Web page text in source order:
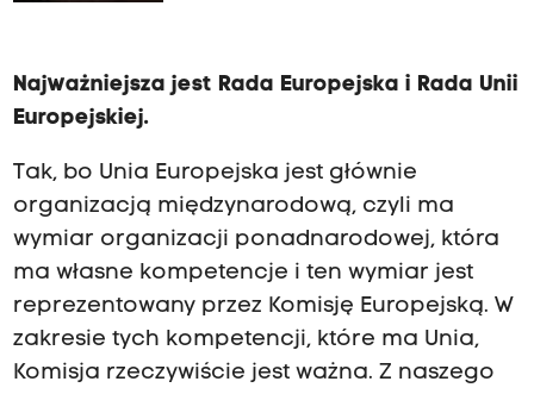
Najważniejsza jest Rada Europejska i Rada Unii
Europejskiej.
Tak, bo Unia Europejska jest głównie
organizacją międzynarodową, czyli ma
wymiar organizacji ponadnarodowej, która
ma własne kompetencje i ten wymiar jest
reprezentowany przez Komisję Europejską. W
zakresie tych kompetencji, które ma Unia,
Komisja rzeczywiście jest ważna. Z naszego